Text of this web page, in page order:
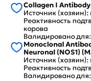
Collagen I Antibody
Источник (хозяин):
Реактивность
корова
Валидировано для:
Monoclonal
Neuronal (NOS1)
Источник
Реактивность
Валидировано для: